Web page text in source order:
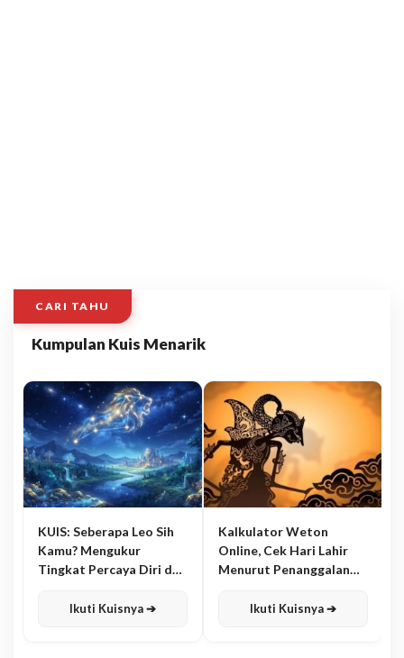
CARI TAHU
Kumpulan Kuis Menarik
KUIS: Seberapa Leo Sih
Kamu? Mengukur
Tingkat Percaya Diri dan
Ikuti Kuisnya ➔
Kalkulator Weton
Online, Cek Hari Lahir
Menurut Penanggalan
Ikuti Kuisnya ➔